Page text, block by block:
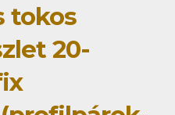
tokos
20-